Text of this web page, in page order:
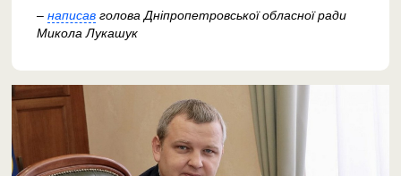
–написав голова Дніпропетровської обласної ради
Микола Лукашук